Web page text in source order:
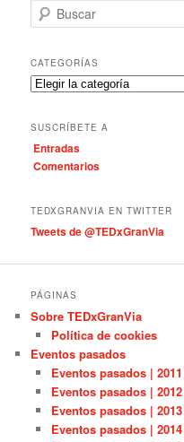
u
c
a
r
CATEGORÍAS
C
e
g
o
a
s
SUSCRÍBETE A
Entradas
Comentarios
TEDXGRANVIA EN TWITTER
Tweets de @TEDxGranVia
PÁGINAS
Sobre TEDxGranVia
Política de cookies
Eventos pasados
Eventos pasados | 2011
Eventos pasados | 2012
Eventos pasados | 2013
Eventos pasados | 2014